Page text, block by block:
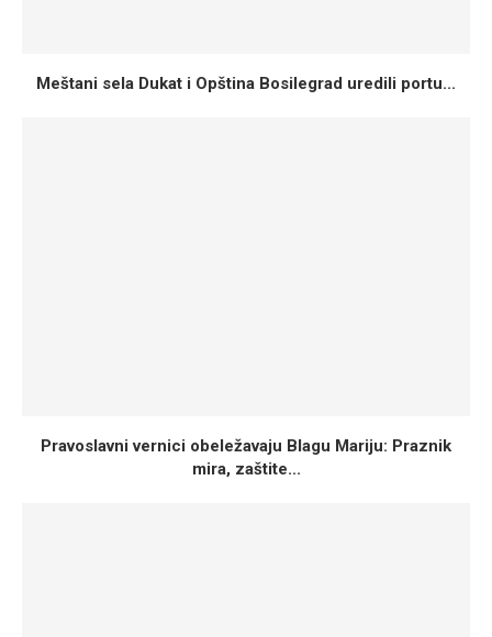
Meštani sela Dukat i Opština Bosilegrad uredili portu...
Pravoslavni vernici obeležavaju Blagu Mariju: Praznik
mira, zaštite...